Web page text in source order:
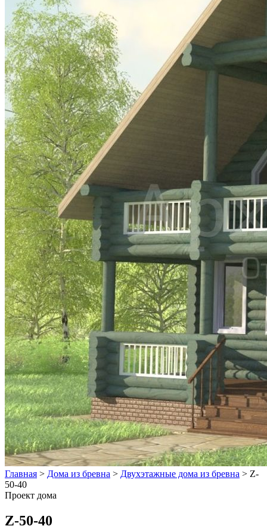
Главная > Дома из бревна > Двухэтажные дома из бревна > Z-
50-40
Проект дома
Z-50-40